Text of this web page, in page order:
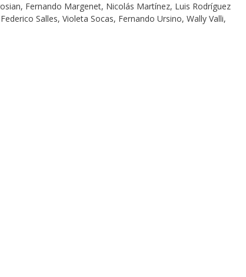
Fernando Margenet, Nicolás Martínez, Luis Rodríguez
Salles, Violeta Socas, Fernando Ursino, Wally Valli,